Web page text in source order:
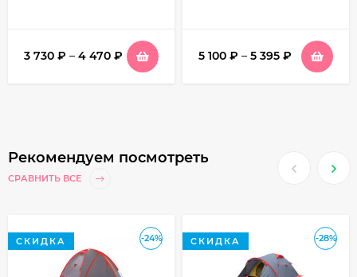
3 730 ₽ – 4 470 ₽ 5 100 ₽ – 5 395 ₽
Рекомендуем посмотреть
СРАВНИТЬ ВСЕ
-24%
СКИДКА -28%
СКИДКА